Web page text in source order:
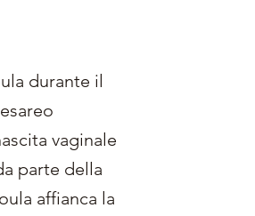
durante il
vaginale
parte della
affianca la